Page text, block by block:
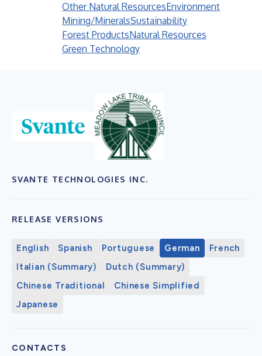
Other Natural ResourcesEnvironment
Mining/MineralsSustainability
Forest ProductsNatural Resources
Green Technology
SVANTE TECHNOLOGIES INC.
RELEASE VERSIONS
English Spanish Portuguese German
French
Italian (Summary)
Dutch (Summary)
Chinese Traditional
Chinese Simplified
Japanese
CONTACTS